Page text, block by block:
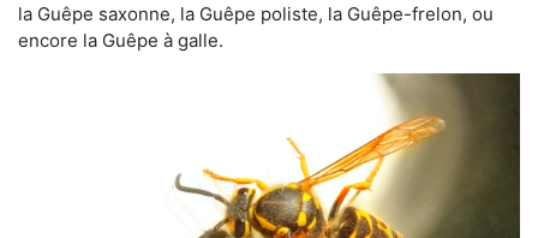
la Guêpe saxonne, la Guêpe poliste, la Guêpe-frelon, ou
encore la Guêpe à galle.